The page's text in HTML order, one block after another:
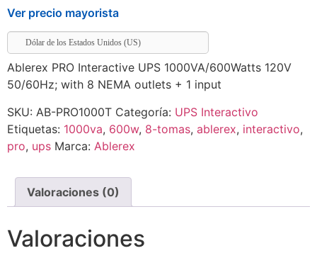
Ver precio mayorista
Dólar de los Estados Unidos (US)
Ablerex PRO Interactive UPS 1000VA/600Watts 120V
50/60Hz; with 8 NEMA outlets + 1 input
SKU: AB-PRO1000T Categoría: UPS Interactivo
Etiquetas: 1000va, 600w, 8-tomas, ablerex, interactivo,
pro, ups Marca: Ablerex
Valoraciones (0)
Valoraciones